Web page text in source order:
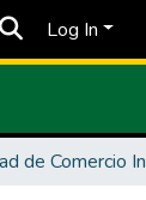
Log In